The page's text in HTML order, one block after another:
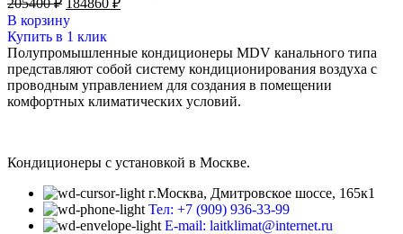
цена
составляла
205400 ₽.
В корзину
Купить в 1 клик
Полупромышленные кондиционеры MDV канального типа
представляют собой систему кондиционирования воздуха с
проводным управлением для создания в помещении
комфортных климатических условий.
Кондиционеры с установкой в Москве.
г.Москва, Дмитровское шоссе, 165к1
Тел: +7 (909) 936-33-99
E-mail: laitklimat@internet.ru